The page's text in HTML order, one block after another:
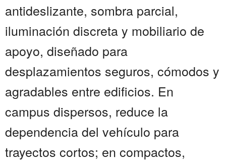
antideslizante, sombra parcial,
iluminación discreta y mobiliario de
apoyo, diseñado para
desplazamientos seguros, cómodos y
agradables entre edificios. En
campus dispersos, reduce la
dependencia del vehículo para
trayectos cortos; en compactos,